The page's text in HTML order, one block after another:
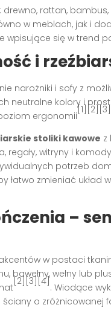
: drewno, rattan, bambus,
w meblach, jak i
wpisujące się w trend
i
narożniki i sofy z
neutralne kolory i
ergonomii
[1][2][3]
stoliki kawowe z
regały, witryny i
potrzeb
łatwo zmieniać układ
–
w postaci
bawełny, wełny lub
[2][3][4]
. Wiodące
o zróżnicowanej